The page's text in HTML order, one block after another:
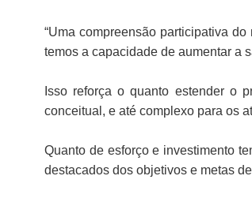
“Uma compreensão participativa
temos a capacidade de aumentar a
Isso reforça o quanto estender o
conceitual, e até complexo para os
Quanto de esforço e investimento
destacados dos objetivos e metas